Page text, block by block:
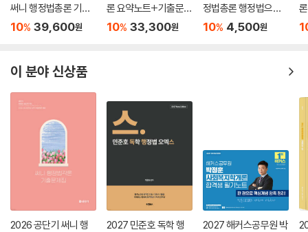
써니 행정법총론 기본
서
10% 39,600원
론 요약노트+기출문제
(요.플.)
10% 33,300원
정법총론 행정법으로
의 초대
10% 4,500원
이 분야 신상품
2026 공단기 써니 행
2027 민준호 독학 행
2027 해커스공무원 박